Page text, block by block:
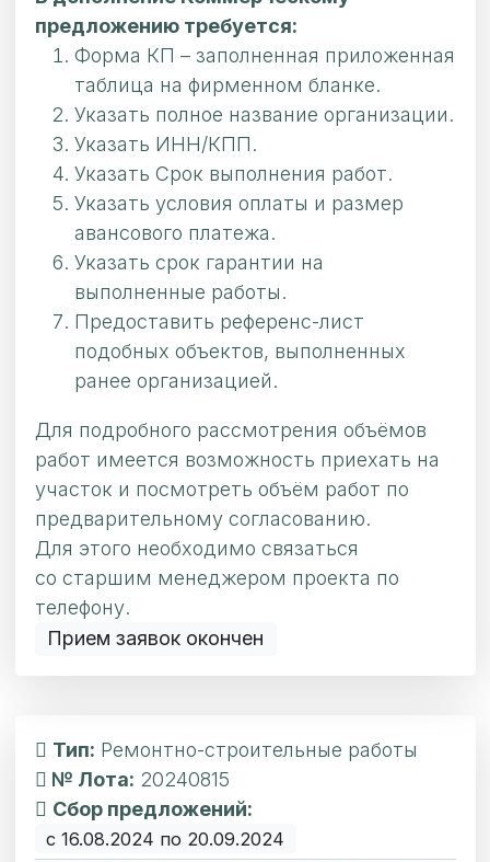
предложению требуется:
Форма КП – заполненная приложенная
таблица на фирменном бланке.
Указать полное название организации.
Указать ИНН/КПП.
Указать Срок выполнения работ.
Указать условия оплаты и размер
авансового платежа.
Указать срок гарантии на
выполненные работы.
Предоставить референс-лист
подобных объектов, выполненных
ранее организацией.
Для подробного рассмотрения объёмов
работ имеется возможность приехать на
участок и посмотреть объём работ по
предварительному согласованию.
Для этого необходимо связаться
со старшим менеджером проекта по
телефону.
Прием заявок окончен
Тип: Ремонтно-строительные работы
№ Лота: 20240815
Сбор предложений:
с 16.08.2024 по 20.09.2024